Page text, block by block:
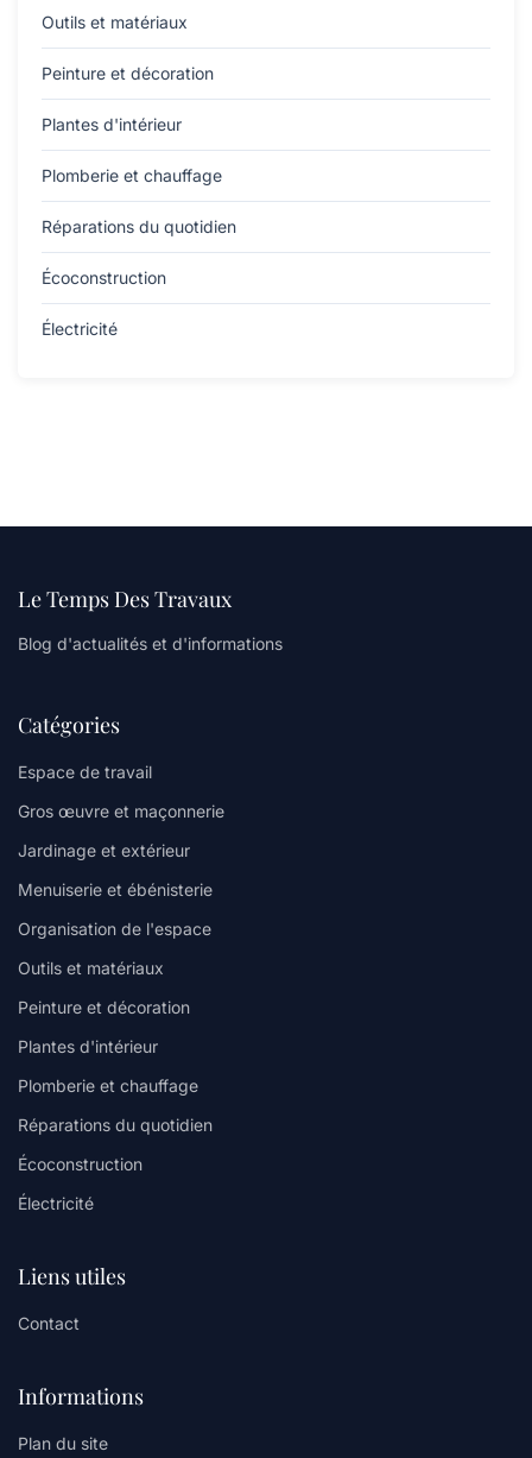
Outils et matériaux
Peinture et décoration
Plantes d'intérieur
Plomberie et chauffage
Réparations du quotidien
Écoconstruction
Électricité
Le Temps Des Travaux
Blog d'actualités et d'informations
Catégories
Espace de travail
Gros œuvre et maçonnerie
Jardinage et extérieur
Menuiserie et ébénisterie
Organisation de l'espace
Outils et matériaux
Peinture et décoration
Plantes d'intérieur
Plomberie et chauffage
Réparations du quotidien
Écoconstruction
Électricité
Liens utiles
Contact
Informations
Plan du site